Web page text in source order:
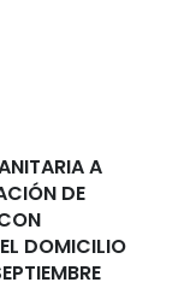
A
DE
DOMICILIO